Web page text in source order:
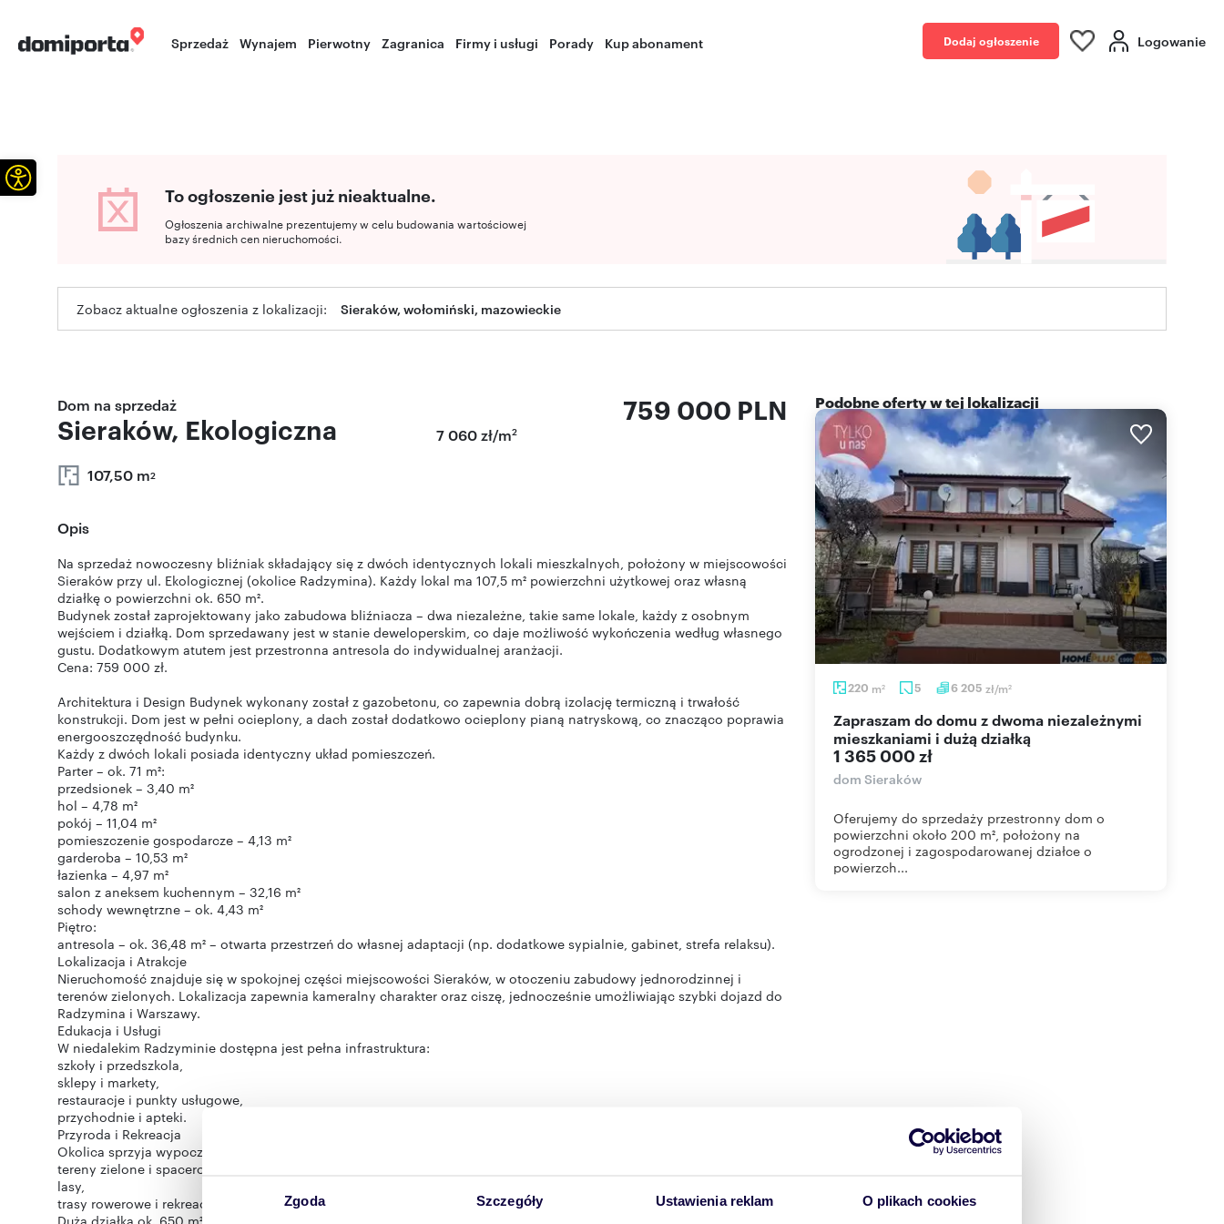
Zgoda Szczegóły Ustawienia reklam O plikach cookies
Sprzedaż Wynajem Pierwotny Zagranica Firmy i usługi Porady Kup abonament Dodaj ogłoszenie Logowanie
To ogłoszenie jest już nieaktualne.
Ogłoszenia archiwalne prezentujemy w celu budowania wartościowej
bazy średnich cen nieruchomości.
Zobacz aktualne ogłoszenia z lokalizacji: Sieraków, wołomiński, mazowieckie
Dom na sprzedaż
Sieraków, Ekologiczna
107,50 m2
759 000 PLN
7 060 zł/m2
Opis
Na sprzedaż nowoczesny bliźniak składający się z dwóch identycznych lokali mieszkalnych, położony w miejscowości
Sieraków przy ul. Ekologicznej (okolice Radzymina). Każdy lokal ma 107,5 m² powierzchni użytkowej oraz własną
działkę o powierzchni ok. 650 m².
Budynek został zaprojektowany jako zabudowa bliźniacza – dwa niezależne, takie same lokale, każdy z osobnym
wejściem i działką. Dom sprzedawany jest w stanie deweloperskim, co daje możliwość wykończenia według własnego
gustu. Dodatkowym atutem jest przestronna antresola do indywidualnej aranżacji.
Cena: 759 000 zł.
Architektura i Design Budynek wykonany został z gazobetonu, co zapewnia dobrą izolację termiczną i trwałość
konstrukcji. Dom jest w pełni ocieplony, a dach został dodatkowo ocieplony pianą natryskową, co znacząco poprawia
energooszczędność budynku.
Każdy z dwóch lokali posiada identyczny układ pomieszczeń.
Parter – ok. 71 m²:
przedsionek – 3,40 m²
hol – 4,78 m²
pokój – 11,04 m²
pomieszczenie gospodarcze – 4,13 m²
garderoba – 10,53 m²
łazienka – 4,97 m²
salon z aneksem kuchennym – 32,16 m²
schody wewnętrzne – ok. 4,43 m²
Piętro:
antresola – ok. 36,48 m² – otwarta przestrzeń do własnej adaptacji (np. dodatkowe sypialnie, gabinet, strefa relaksu).
Lokalizacja i Atrakcje
Nieruchomość znajduje się w spokojnej części miejscowości Sieraków, w otoczeniu zabudowy jednorodzinnej i
terenów zielonych. Lokalizacja zapewnia kameralny charakter oraz ciszę, jednocześnie umożliwiając szybki dojazd do
Radzymina i Warszawy.
Edukacja i Usługi
W niedalekim Radzyminie dostępna jest pełna infrastruktura:
szkoły i przedszkola,
sklepy i markety,
restauracje i punkty usługowe,
przychodnie i apteki.
Przyroda i Rekreacja
Okolica sprzyja wypoczynkowi i aktywnemu stylowi życia . W pobliżu znajdują się:
tereny zielone i spacerowe,
lasy,
trasy rowerowe i rekreacyjne.
Duża działka ok. 650 m² przy każdym lokalu pozwala na stworzenie ogrodu, tarasu lub strefy rekreacyjnej.
Podobne oferty w tej lokalizacji
220 m2 5 6 205 zł/m2
Zapraszam do domu z dwoma niezależnymi
mieszkaniami i dużą działką
1 365 000 zł
dom Sieraków
Oferujemy do sprzedaży przestronny dom o
powierzchni około 200 m², położony na
ogrodzonej i zagospodarowanej działce o
powierzch...
Otwórz pasek narzędzi